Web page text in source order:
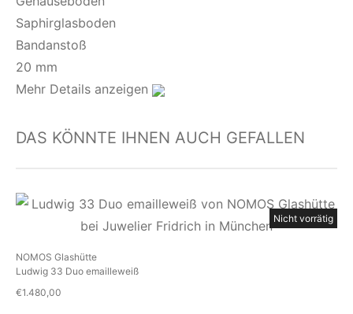
Saphirglasboden
Bandanstoß
20 mm
Mehr Details anzeigen
DAS KÖNNTE IHNEN AUCH GEFALLEN
Nicht vorrätig
NOMOS Glashütte
Ludwig 33 Duo emailleweiß
€1.480,00